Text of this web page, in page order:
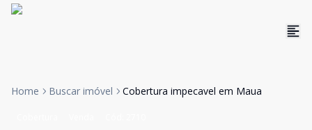
Home Buscar imóvel Cobertura impecavel em Maua